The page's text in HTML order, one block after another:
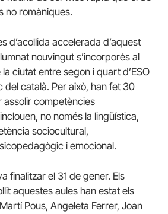
no romàniques.
d’acollida accelerada d’aquest
nouvingut s’incorporés al
ciutat entre segon i quart d’ESO
del català. Per això, han fet 30
assolir competències
no només la lingüística,
sociocultural,
i emocional.
finalitzar el 31 de gener. Els
aquestes aules han estat els
Pous, Angeleta Ferrer, Joan